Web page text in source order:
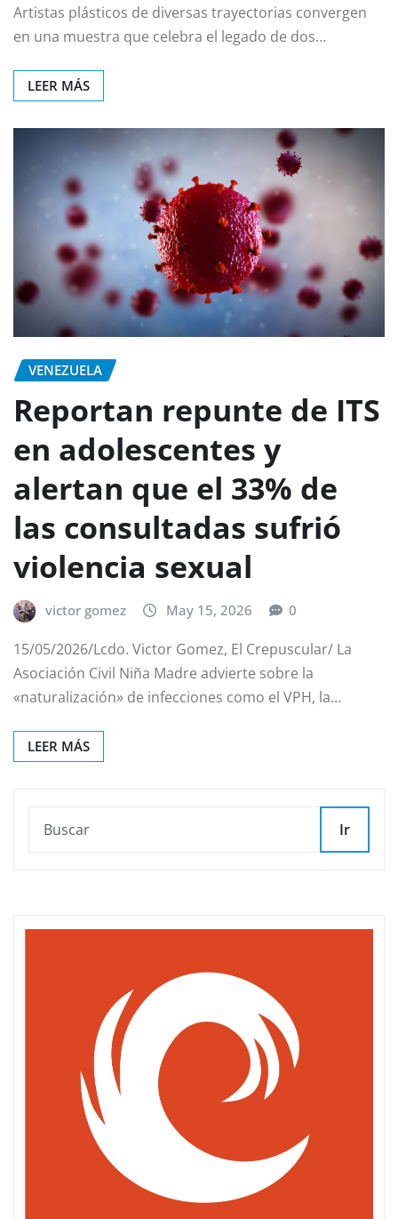
Artistas plásticos de diversas trayectorias convergen
en una muestra que celebra el legado de dos…
LEER MÁS
VENEZUELA
Reportan repunte de ITS
en adolescentes y
alertan que el 33% de
las consultadas sufrió
violencia sexual
victor gomez May 15, 2026 0
15/05/2026/Lcdo. Victor Gomez, El Crepuscular/ La
Asociación Civil Niña Madre advierte sobre la
«naturalización» de infecciones como el VPH, la…
LEER MÁS
Ir